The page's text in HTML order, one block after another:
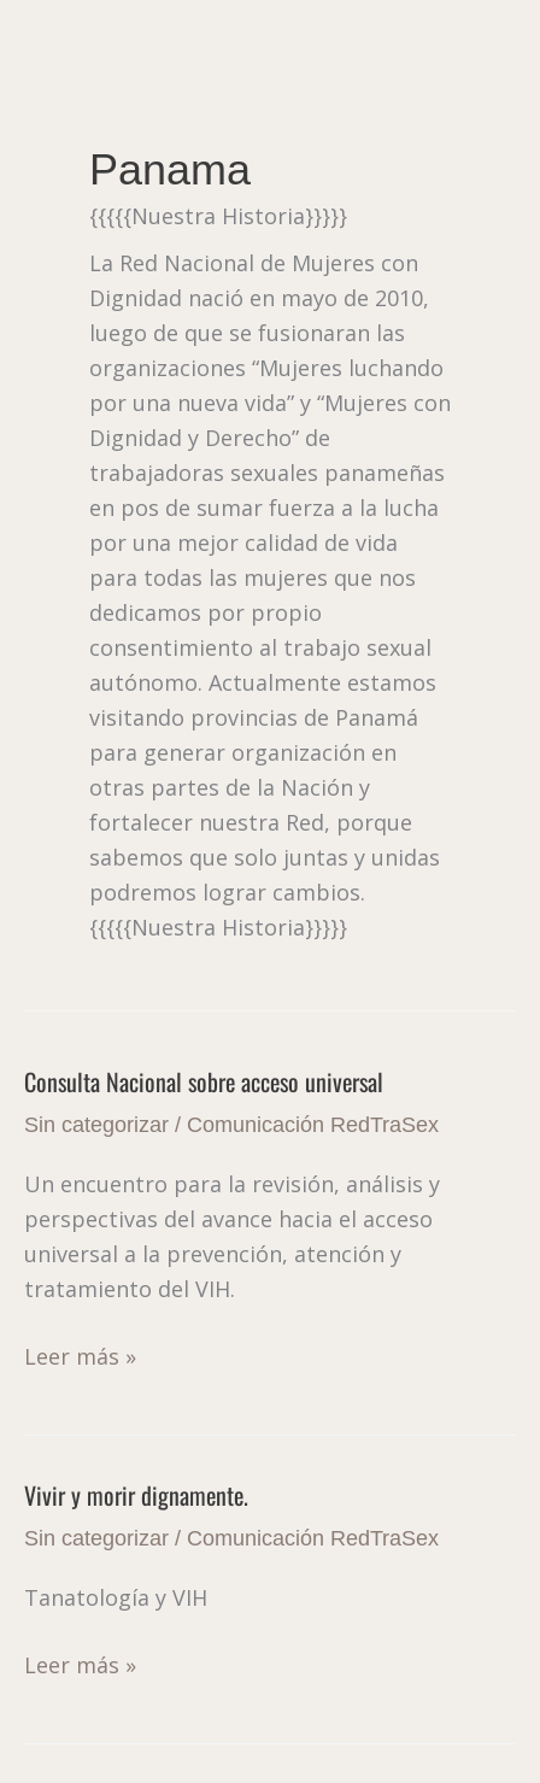
Panama
{{{{{Nuestra Historia}}}}}
La Red Nacional de Mujeres con
Dignidad nació en mayo de 2010,
luego de que se fusionaran las
organizaciones “Mujeres luchando
por una nueva vida” y “Mujeres con
Dignidad y Derecho” de
trabajadoras sexuales panameñas
en pos de sumar fuerza a la lucha
por una mejor calidad de vida
para todas las mujeres que nos
dedicamos por propio
consentimiento al trabajo sexual
autónomo. Actualmente estamos
visitando provincias de Panamá
para generar organización en
otras partes de la Nación y
fortalecer nuestra Red, porque
sabemos que solo juntas y unidas
podremos lograr cambios.
{{{{{Nuestra Historia}}}}}
Consulta Nacional sobre acceso universal
Sin categorizar / Comunicación RedTraSex
Un encuentro para la revisión, análisis y
perspectivas del avance hacia el acceso
universal a la prevención, atención y
tratamiento del VIH.
Consulta
Nacional
acceso
universal
Leer más »
Vivir y morir dignamente.
Sin categorizar / Comunicación RedTraSex
Tanatología y VIH
Vivir
y
dignamente.
Leer más »